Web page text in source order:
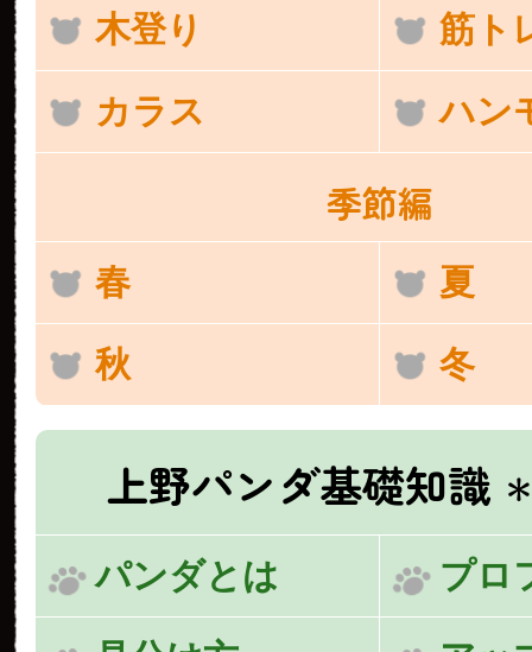
木登り 筋ト
カラス ハン
季節編
春 夏
秋 冬
上野パンダ基礎知識
パンダとは プロ